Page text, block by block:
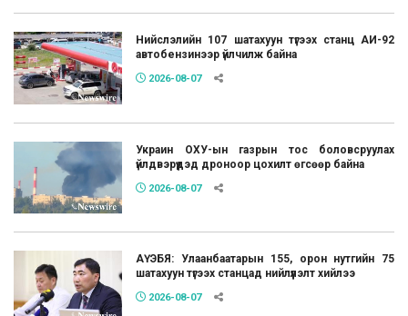
Нийслэлийн 107 шатахуун түгээх станц АИ-92
автобензинээр үйлчилж байна
2026-08-07
Украин ОХУ-ын газрын тос боловсруулах
үйлдвэрүүдэд дроноор цохилт өгсөөр байна
2026-08-07
АҮЭБЯ: Улаанбаатарын 155, орон нутгийн 75
шатахуун түгээх станцад нийлүүлэлт хийлээ
2026-08-07